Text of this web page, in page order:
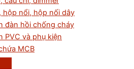
hộp nổi, hộp nối dây
đàn hồi chống cháy
PVC và phụ kiện
MCB